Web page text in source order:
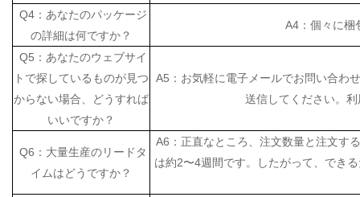
Q4：あなたのパッケージ
の詳細は何ですか？
A4：個々に梱
Q5：あなたのウェブサイ
トで探しているものが見つ
からない場合、どうすれば
いいですか？
A5：お気軽に電子メールでお問い合わ
送信してください。
Q6：大量生産のリードタ
イムはどうですか？
A6：正直なところ、注文数量と注文す
は約2〜4週間です。したがって、でき